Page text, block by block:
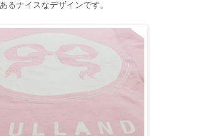
るナイスなデザインです。